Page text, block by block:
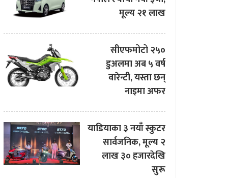
मूल्य २१ लाख
सीएफमोटो २५०
डुअलमा अब ५ वर्ष
वारेन्टी, यस्ता छन्
नाइमा अफर
याडियाका ३ नयाँ स्कुटर
सार्वजनिक, मूल्य २
लाख ३० हजारदेखि
सुरू